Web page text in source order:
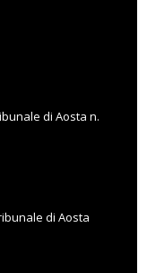
di Aosta n.
di Aosta